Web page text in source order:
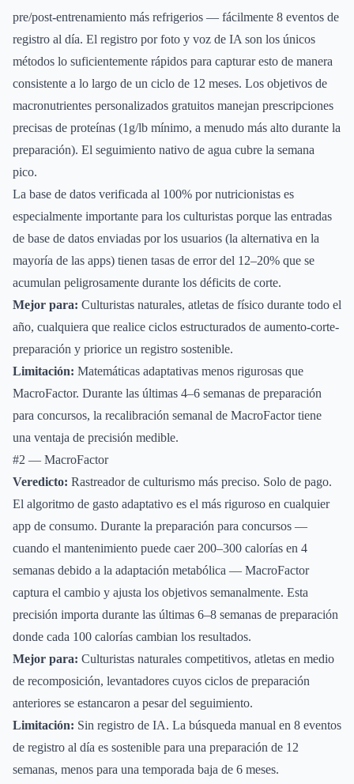
pre/post-entrenamiento más refrigerios — fácilmente 8 eventos de
registro al día. El registro por foto y voz de IA son los únicos
métodos lo suficientemente rápidos para capturar esto de manera
consistente a lo largo de un ciclo de 12 meses. Los objetivos de
macronutrientes personalizados gratuitos manejan prescripciones
precisas de proteínas (1g/lb mínimo, a menudo más alto durante la
preparación). El seguimiento nativo de agua cubre la semana
pico.
La base de datos verificada al 100% por nutricionistas es
especialmente importante para los culturistas porque las entradas
de base de datos enviadas por los usuarios (la alternativa en la
mayoría de las apps) tienen tasas de error del 12–20% que se
acumulan peligrosamente durante los déficits de corte.
Mejor para: Culturistas naturales, atletas de físico durante todo el
año, cualquiera que realice ciclos estructurados de aumento-corte-
preparación y priorice un registro sostenible.
Limitación: Matemáticas adaptativas menos rigurosas que
MacroFactor. Durante las últimas 4–6 semanas de preparación
para concursos, la recalibración semanal de MacroFactor tiene
una ventaja de precisión medible.
#2 — MacroFactor
Veredicto: Rastreador de culturismo más preciso. Solo de pago.
El algoritmo de gasto adaptativo es el más riguroso en cualquier
app de consumo. Durante la preparación para concursos —
cuando el mantenimiento puede caer 200–300 calorías en 4
semanas debido a la adaptación metabólica — MacroFactor
captura el cambio y ajusta los objetivos semanalmente. Esta
precisión importa durante las últimas 6–8 semanas de preparación
donde cada 100 calorías cambian los resultados.
Mejor para: Culturistas naturales competitivos, atletas en medio
de recomposición, levantadores cuyos ciclos de preparación
anteriores se estancaron a pesar del seguimiento.
Limitación: Sin registro de IA. La búsqueda manual en 8 eventos
de registro al día es sostenible para una preparación de 12
semanas, menos para una temporada baja de 6 meses.